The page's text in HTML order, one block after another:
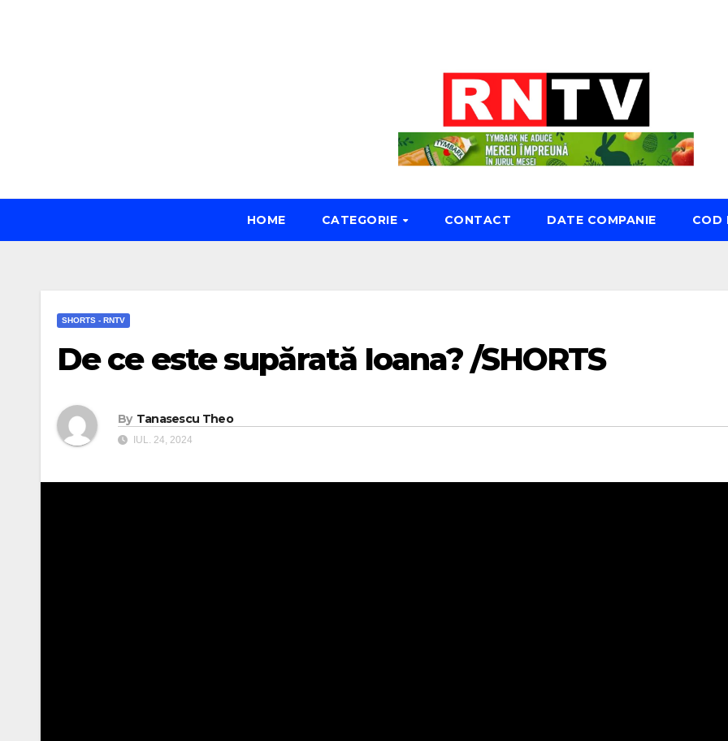
HOME CATEGORIE CONTACT DATE COMPANIE COD
SHORTS - RNTV
De ce este supărată Ioana? /SHORTS
By Tanasescu Theo
IUL. 24, 2024